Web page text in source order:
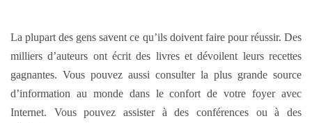
La plupart des gens savent ce qu’ils doivent faire pour réussir. Des
milliers d’auteurs ont écrit des livres et dévoilent leurs recettes
gagnantes. Vous pouvez aussi consulter la plus grande source
d’information au monde dans le confort de votre foyer avec
Internet. Vous pouvez assister à des conférences ou à des